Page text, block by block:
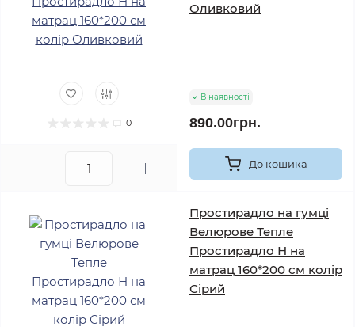
0
Оливковий
В наявності
890.00грн.
До кошика
Простирадло на гумці
Велюрове Тепле
Простирадло Н на
матрац 160*200 см колір
Сірий